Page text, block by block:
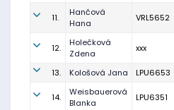
11.
Hančová
Hana
VRL5652
12.
Holečková
Zdena
xxx
13. Kološová Jana LPU6653
14.
Weisbauerová
Blanka
LPU6351